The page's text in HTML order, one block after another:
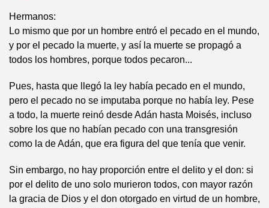
Hermanos:
Lo mismo que por un hombre entró el pecado en el mundo,
y por el pecado la muerte, y así la muerte se propagó a
todos los hombres, porque todos pecaron...
Pues, hasta que llegó la ley había pecado en el mundo,
pero el pecado no se imputaba porque no había ley. Pese
a todo, la muerte reinó desde Adán hasta Moisés, incluso
sobre los que no habían pecado con una transgresión
como la de Adán, que era figura del que tenía que venir.
Sin embargo, no hay proporción entre el delito y el don: si
por el delito de uno solo murieron todos, con mayor razón
la gracia de Dios y el don otorgado en virtud de un hombre,